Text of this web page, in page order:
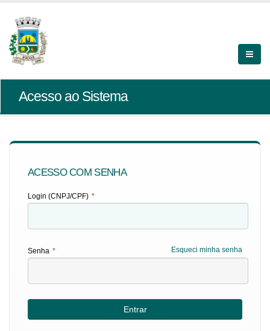
Acesso ao Sistema
ACESSO COM SENHA
Login (CNPJ/CPF) *
Esqueci minha senha
Senha *